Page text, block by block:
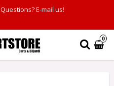
Questions? E-mail us!
0